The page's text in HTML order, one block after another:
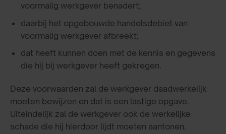
voormalig werkgever benadert;
daarbij het opgebouwde handelsdebiet van
voormalig werkgever afbreekt;
dat heeft kunnen doen met de kennis en gegevens
die hij bij werkgever heeft gekregen.
Deze voorwaarden zal de werkgever daadwerkelijk
moeten bewijzen en dat is een lastige opgave.
Uiteindelijk zal de werkgever ook de werkelijke
schade die hij hierdoor lijdt moeten aantonen.